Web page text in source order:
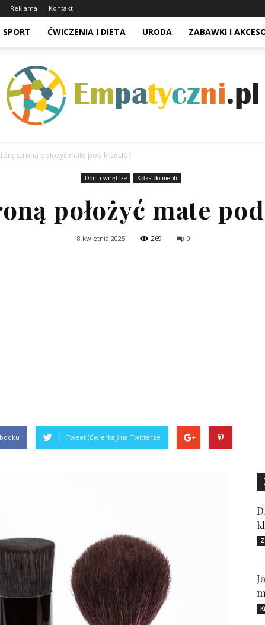
Reklama Kontakt
SPORT ĆWICZENIA I DIETA URODA ZABAWKI I
stroną położyć mate pod krzesło?
Dom i wnętrze Kółka do mebli
położyć mate
8 kwietnia 2025 269 0
Tweet (Ćwierkaj) na Twitterze